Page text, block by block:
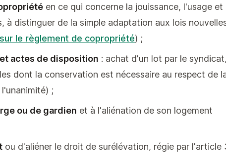
en ce qui concerne la jouissance, l'usage et
à distinguer de la simple adaptation aux lois
le règlement de copropriété) ;
actes de disposition : achat d'un lot par le
dont la conservation est nécessaire au respect de
;
ou de gardien et à l'aliénation de son logement
ou d'aliéner le droit de surélévation, régie par l'article